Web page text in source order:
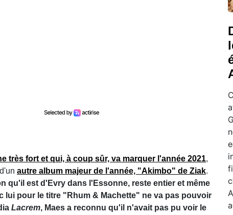
très fort et qui, à coup sûr, va marquer l'année 2021,
autre album majeur de l'année, "Akimbo" de Ziak.
qu'il est d'Evry dans l'Essonne, reste entier et même
lui pour le titre "Rhum & Machette" ne va pas pouvoir
Lacrem, Maes a reconnu qu'il n'avait pas pu voir le